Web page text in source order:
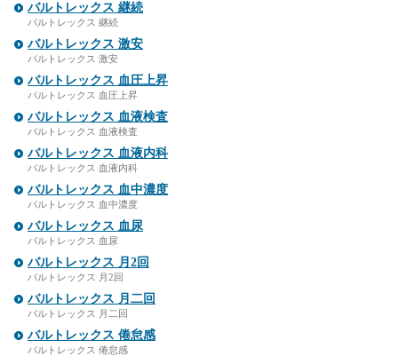
バルトレックス 継続
バルトレックス 継続
バルトレックス 激安
バルトレックス 激安
バルトレックス 血圧上昇
バルトレックス 血圧上昇
バルトレックス 血液検査
バルトレックス 血液検査
バルトレックス 血液内科
バルトレックス 血液内科
バルトレックス 血中濃度
バルトレックス 血中濃度
バルトレックス 血尿
バルトレックス 血尿
バルトレックス 月2回
バルトレックス 月2回
バルトレックス 月二回
バルトレックス 月二回
バルトレックス 倦怠感
バルトレックス 倦怠感